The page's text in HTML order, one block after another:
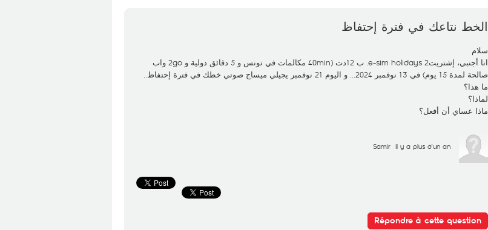
الخط نتاعك في فترة إحتفاظ
سلام
انا أجنبي، إشتريتe-sim holidays 2. ب 12دت (40min مكالمات في تونس و 5 دقائق دولية و 2go واب
صالحة لمدة 15 يوم) في 13 نوفمبر 2024... و اليوم 21 نوفمبر يجيلي ميساج صوتي خطك في فترة إحتفاظ..
ما هذا؟
لماذا؟
ماذا عساي أن أفعل؟
Samir il y a plus d'un an
Répondre à cette question